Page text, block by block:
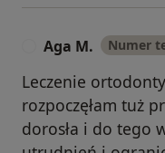
Aga M. Numer
Leczenie
rozpoczęłam tuż
dorosła i do tego